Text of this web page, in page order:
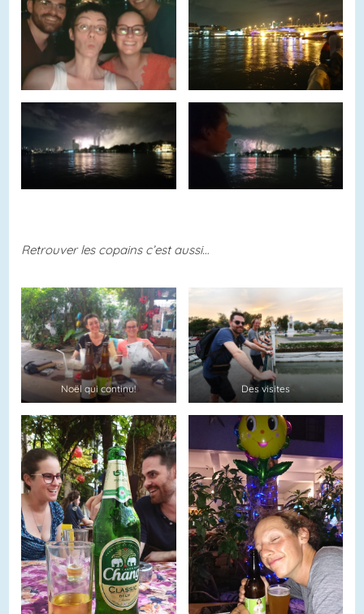
Retrouver les copains c’est aussi…
Noël qui continu! Des visites